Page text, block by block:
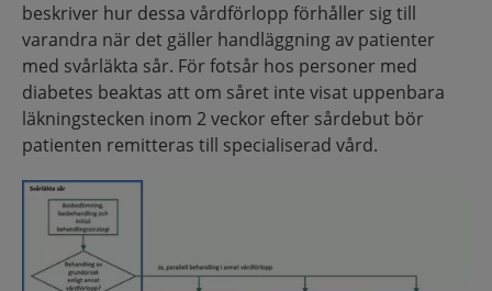
beskriver hur dessa vårdförlopp förhåller sig till
varandra när det gäller handläggning av patienter
med svårläkta sår. För fotsår hos personer med
diabetes beaktas att om såret inte visat uppenbara
läkningstecken inom 2 veckor efter sårdebut bör
patienten remitteras till specialiserad vård.